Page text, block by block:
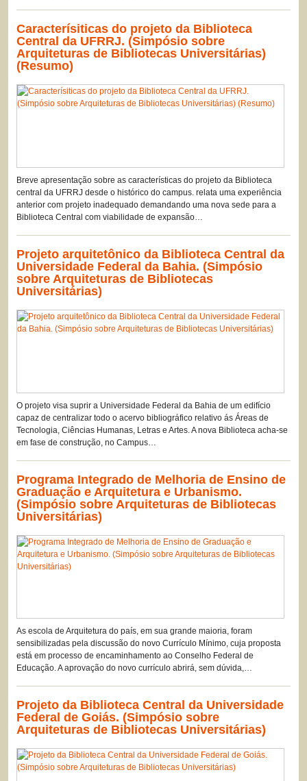
Caracterísiticas do projeto da Biblioteca
Central da UFRRJ. (Simpósio sobre
Arquiteturas de Bibliotecas Universitárias)
(Resumo)
Breve apresentação sobre as características do projeto da Biblioteca
central da UFRRJ desde o histórico do campus. relata uma experiência
anterior com projeto inadequado demandando uma nova sede para a
Biblioteca Central com viabilidade de expansão…
Projeto arquitetônico da Biblioteca Central da
Universidade Federal da Bahia. (Simpósio
sobre Arquiteturas de Bibliotecas
Universitárias)
O projeto visa suprir a Universidade Federal da Bahia de um edifício
capaz de centralizar todo o acervo bibliográfico relativo ás Áreas de
Tecnologia, Ciências Humanas, Letras e Artes. A nova Biblioteca acha-se
em fase de construção, no Campus…
Programa Integrado de Melhoria de Ensino de
Graduação e Arquitetura e Urbanismo.
(Simpósio sobre Arquiteturas de Bibliotecas
Universitárias)
As escola de Arquitetura do país, em sua grande maioria, foram
sensibilizadas pela discussão do novo Currículo Mínimo, cuja proposta
está em processo de encaminhamento ao Conselho Federal de
Educação. A aprovação do novo currículo abrirá, sem dúvida,…
Projeto da Biblioteca Central da Universidade
Federal de Goiás. (Simpósio sobre
Arquiteturas de Bibliotecas Universitárias)